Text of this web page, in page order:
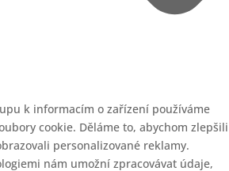
k informacím o zařízení používáme
cookie. Děláme to, abychom zlepšili
personalizované reklamy.
nám umožní zpracovávat údaje,